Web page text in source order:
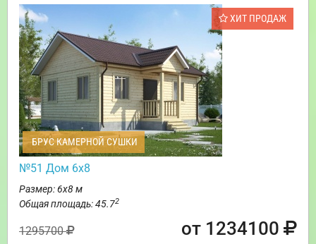
ХИТ ПРОДАЖ
БРУС КАМЕРНОЙ СУШКИ
№51 Дом 6х8
Размер: 6х8 м
Общая площадь: 45.72
1295700 от 1234100